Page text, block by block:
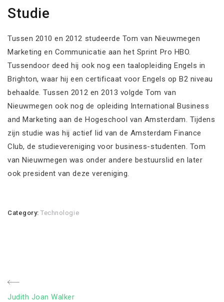
Studie
Tussen 2010 en 2012 studeerde Tom van Nieuwmegen
Marketing en Communicatie aan het Sprint Pro HBO.
Tussendoor deed hij ook nog een taalopleiding Engels in
Brighton, waar hij een certificaat voor Engels op B2 niveau
behaalde. Tussen 2012 en 2013 volgde Tom van
Nieuwmegen ook nog de opleiding International Business
and Marketing aan de Hogeschool van Amsterdam. Tijdens
zijn studie was hij actief lid van de Amsterdam Finance
Club, de studievereniging voor business-studenten. Tom
van Nieuwmegen was onder andere bestuurslid en later
ook president van deze vereniging.
Category:Technologie
Bericht
Previous
Judith Joan Walker